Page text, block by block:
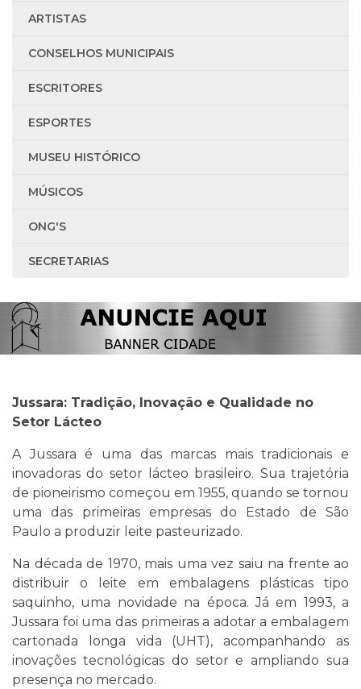
ARTISTAS
CONSELHOS MUNICIPAIS
ESCRITORES
ESPORTES
MUSEU HISTÓRICO
MÚSICOS
ONG'S
SECRETARIAS
Jussara: Tradição, Inovação e Qualidade no
Setor Lácteo
A Jussara é uma das marcas mais tradicionais e
inovadoras do setor lácteo brasileiro. Sua trajetória
de pioneirismo começou em 1955, quando se tornou
uma das primeiras empresas do Estado de São
Paulo a produzir leite pasteurizado.
Na década de 1970, mais uma vez saiu na frente ao
distribuir o leite em embalagens plásticas tipo
saquinho, uma novidade na época. Já em 1993, a
Jussara foi uma das primeiras a adotar a embalagem
cartonada longa vida (UHT), acompanhando as
inovações tecnológicas do setor e ampliando sua
presença no mercado.